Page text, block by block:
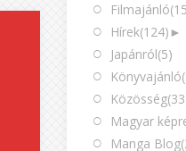
Filmajánló
Hírek(124) ►
Japánról(5)
Könyvajánló
Közösség
Magyar
Manga Blog